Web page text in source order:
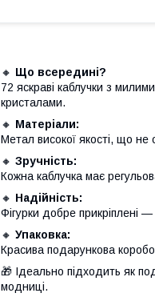
🔸 Що всередині?
72 яскраві каблучки з
кристалами.
🔸 Матеріали:
Метал високої якості, що
🔸 Зручність:
Кожна каблучка має
🔸 Надійність:
Фігурки добре прикріплені —
🔸 Упаковка:
Красива подарункова
🎁 Ідеально підходить як
модниці.